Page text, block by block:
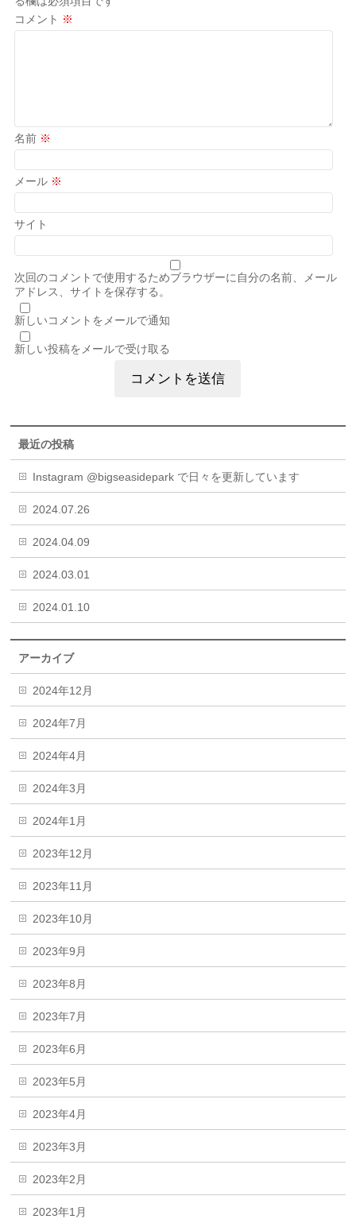
コメント ※
名前 ※
メール ※
サイト
次回のコメントで使用するためブラウザーに自分の名前、メール
アドレス、サイトを保存する。
新しいコメントをメールで通知
新しい投稿をメールで受け取る
最近の投稿
Instagram @bigseasidepark で日々を更新しています
2024.07.26
2024.04.09
2024.03.01
2024.01.10
アーカイブ
2024年12月
2024年7月
2024年4月
2024年3月
2024年1月
2023年12月
2023年11月
2023年10月
2023年9月
2023年8月
2023年7月
2023年6月
2023年5月
2023年4月
2023年3月
2023年2月
2023年1月